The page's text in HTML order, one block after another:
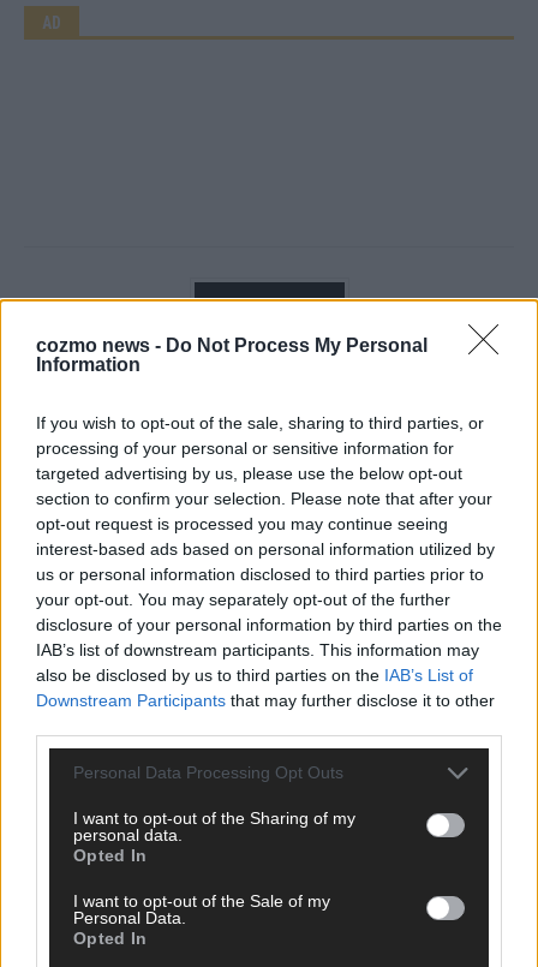
cozmo news - Do Not Process My Personal
Information
If you wish to opt-out of the sale, sharing to third parties, or
processing of your personal or sensitive information for
targeted advertising by us, please use the below opt-out
section to confirm your selection. Please note that after your
opt-out request is processed you may continue seeing
interest-based ads based on personal information utilized by
us or personal information disclosed to third parties prior to
your opt-out. You may separately opt-out of the further
disclosure of your personal information by third parties on the
IAB’s list of downstream participants. This information may
also be disclosed by us to third parties on the IAB’s List of
Downstream Participants that may further disclose it to other
Personal Data Processing Opt Outs
I want to opt-out of the Sharing of my
personal data.
Opted In
I want to opt-out of the Sale of my
Personal Data.
Opted In
AD
Über Redaktion | FLASH UP 22532 Artikel
Hier schreiben, posten und kuratieren unsere Redakteur alles,
was euch wirklich interessiert! Wir sind das Team hinter den
News, Storys und Videos, die ihr auf FLASH UP seht. Ob
brandheiße Nachrichten, coole Tipps, spannende Hintergründe
oder crazy Trends – wir checken alles für euch, filtern das
Wichtigste raus und bringen’s auf den Punkt.
KOMMENTARE
Hinterlasse einen Kommentar
Perspektive. Mit * gekennzeichnete Angaben sind Pflichtfelder.
Bitte nutze deinen Klarnamen (Vor- und Nachname) und eine